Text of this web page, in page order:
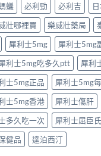
蟻 必利勁 必利吉
壯哪裡買 樂威壯藥局
犀利士5mg
犀利士5mg
利士5mg吃多久ptt
犀利
士5mg正品
犀利士5mg
士5mg香港 犀利士傷肝
多久吃一次 犀利士屈臣氏
健品 達泊西汀